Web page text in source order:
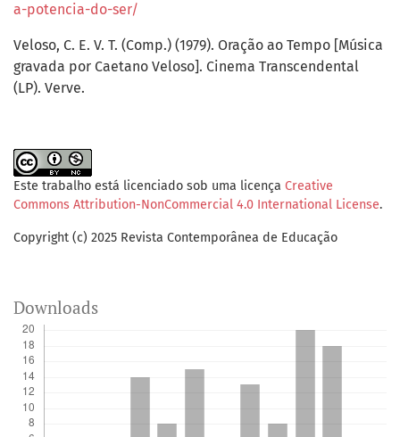
a-potencia-do-ser/
Veloso, C. E. V. T. (Comp.) (1979). Oração ao Tempo [Música
gravada por Caetano Veloso]. Cinema Transcendental
(LP). Verve.
Este trabalho está licenciado sob uma licença Creative
Commons Attribution-NonCommercial 4.0 International License.
Copyright (c) 2025 Revista Contemporânea de Educação
Downloads